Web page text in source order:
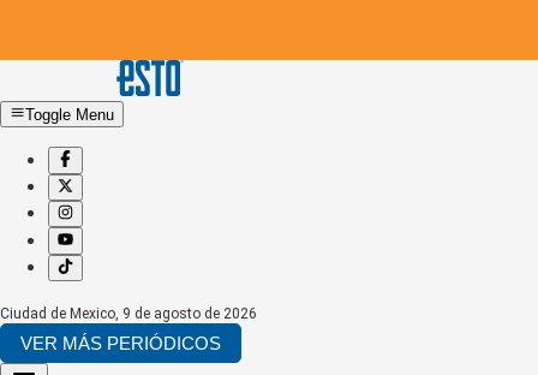
Toggle Menu
Ciudad de Mexico, 9 de agosto de 2026
VER MÁS PERIÓDICOS